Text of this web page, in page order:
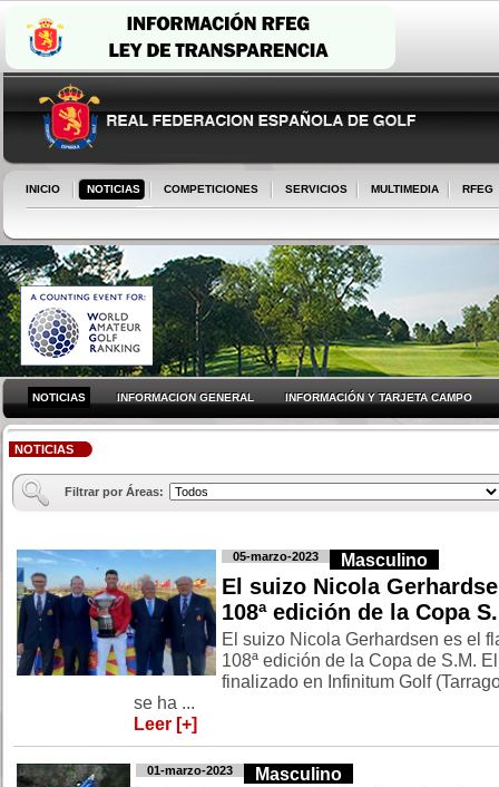
INICIO NOTICIAS COMPETICIONES SERVICIOS MULTIMEDIA RFEG
NOTICIAS INFORMACION GENERAL INFORMACIÓN Y TARJETA CAMPO
NOTICIAS
Filtrar por Áreas:
05-marzo-2023 Masculino
El suizo Nicola
108ª edición de la Copa
El suizo Nicola Gerhardsen es el
108ª edición de la Copa de S.M.
finalizado en Infinitum Golf
se ha ...
Leer [+]
01-marzo-2023 Masculino